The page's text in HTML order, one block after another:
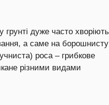
грунті дуже часто хворіють
а саме на борошнисту
роса – грибкове
різними видами